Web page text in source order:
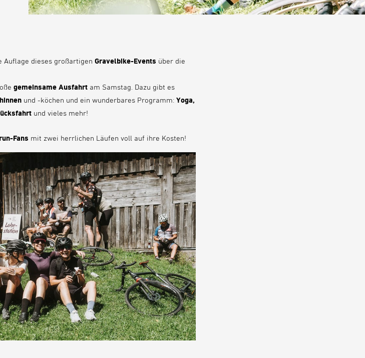
Auflage dieses großartigen Gravelbike-Events über die
gemeinsame Ausfahrt am Samstag. Dazu gibt es
und -köchen und ein wunderbares Programm: Yoga,
und vieles mehr!
Fans mit zwei herrlichen Läufen voll auf ihre Kosten!